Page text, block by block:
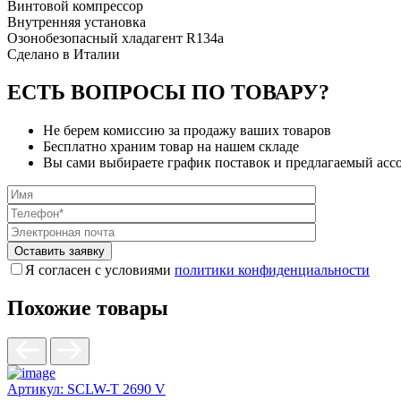
Винтовой компрессор
Внутренняя установка
Озонобезопасный хладагент R134a
Сделано в Италии
ЕСТЬ ВОПРОСЫ ПО ТОВАРУ?
Не берем комиссию за продажу ваших товаров
Бесплатно храним товар на нашем складе
Вы сами выбираете график поставок и предлагаемый
Я согласен с условиями политики конфиденциальности
Похожие товары
Артикул: SCLW-T 2690 V